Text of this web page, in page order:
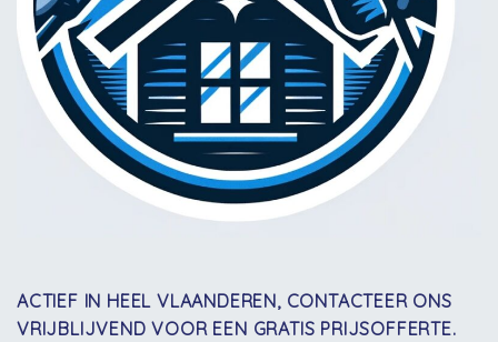
ACTIEF IN HEEL VLAANDEREN, CONTACTEER ONS
VRIJBLIJVEND VOOR EEN GRATIS PRIJSOFFERTE.